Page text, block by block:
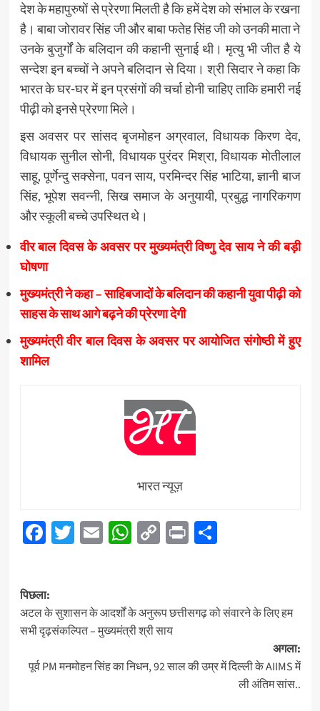
देश के महापुरुषों से प्रेरणा मिलती है कि हमें देश को संभाल के रखना
है। बाबा जोरावर सिंह जी और बाबा फतेह सिंह जी को उनकी माता ने
उनके बुजुर्गों के बलिदान की कहानी सुनाई थी। मृत्यु भी जीत है ये
सन्देश इन बच्चों ने अपने बलिदान से दिया। श्री सिदार ने कहा कि
भारत के घर-घर में इन प्रसंगों की चर्चा होनी चाहिए ताकि हमारी नई
पीढ़ी को इनसे प्रेरणा मिले।
इस अवसर पर सांसद बृजमोहन अग्रवाल, विधायक किरण देव,
विधायक सुनील सोनी, विधायक पुरंदर मिश्रा, विधायक मोतीलाल
साहू, पूर्णेन्दु सक्सेना, पवन साय, परमिन्दर सिंह भाटिया, ज्ञानी बाज
सिंह, भूपेश सवन्नी, सिख समाज के अनुयायी, प्रबुद्ध नागरिकगण
और स्कूली बच्चे उपस्थित थे।
वीर बाल दिवस के अवसर पर मुख्यमंत्री विष्णु देव साय ने की बड़ी
घोषणा
मुख्यमंत्री ने कहा – साहिबजादों के बलिदान की कहानी युवा पीढ़ी को
साहस के साथ आगे बढ़ने की प्रेरणा देगी
मुख्यमंत्री वीर बाल दिवस के अवसर पर आयोजित संगोष्ठी में हुए
शामिल
भारत न्यूज़
Facebook
Twitter
EmailWhatsApp
Copy
PrintShare
पोस्ट
नेविगेशन
पिछला:
अटल के सुशासन के आदर्शों के अनुरूप छत्तीसगढ़ को संवारने के लिए हम
सभी दृढ़संकल्पित – मुख्यमंत्री श्री साय
अगला:
पूर्व PM मनमोहन सिंह का निधन, 92 साल की उम्र में दिल्ली के AIIMS में
ली अंतिम सांस..